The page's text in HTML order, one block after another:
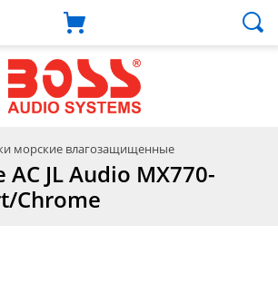
морские влагозащищенные
JL Audio MX770-
Chrome